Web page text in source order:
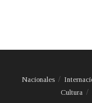
Nacionales
Cultura